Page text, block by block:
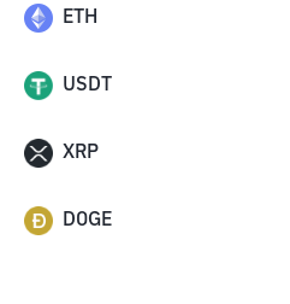
ETH
USDT
XRP
DOGE